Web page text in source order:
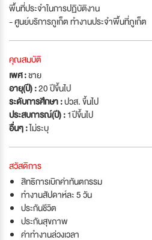
พื้นที่ประจำในการปฏิบัติงาน
- ศูนย์บริการภูเก็ต ทำงานประจำพื้นที่ภูเก็ต
คุณสมบัติ
เพศ :ชาย
อายุ(ปี) :20 ปีขึ้นไป
ระดับการศึกษา :ปวส. ขึ้นไป
ประสบการณ์(ปี) :1ปีขึ้นไป
อื่นๆ :ไม่ระบุ
สวัสดิการ
สิทธิการเบิกค่าทันตกรรม
ทำงานสัปดาห์ละ 5 วัน
ประกันชีวิต
ประกันสุขภาพ
ค่าทำงานล่วงเวลา